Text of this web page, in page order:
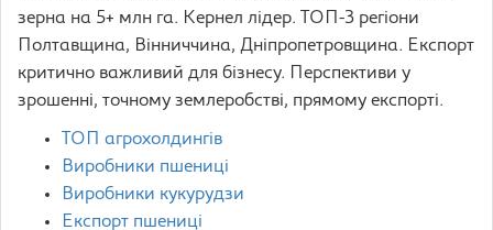
зерна на 5+ млн га. Кернел лідер. ТОП-3 регіони
Полтавщина, Вінниччина, Дніпропетровщина. Експорт
критично важливий для бізнесу. Перспективи у
зрошенні, точному землеробстві, прямому експорті.
ТОП агрохолдингів
Виробники пшениці
Виробники кукурудзи
Експорт пшениці